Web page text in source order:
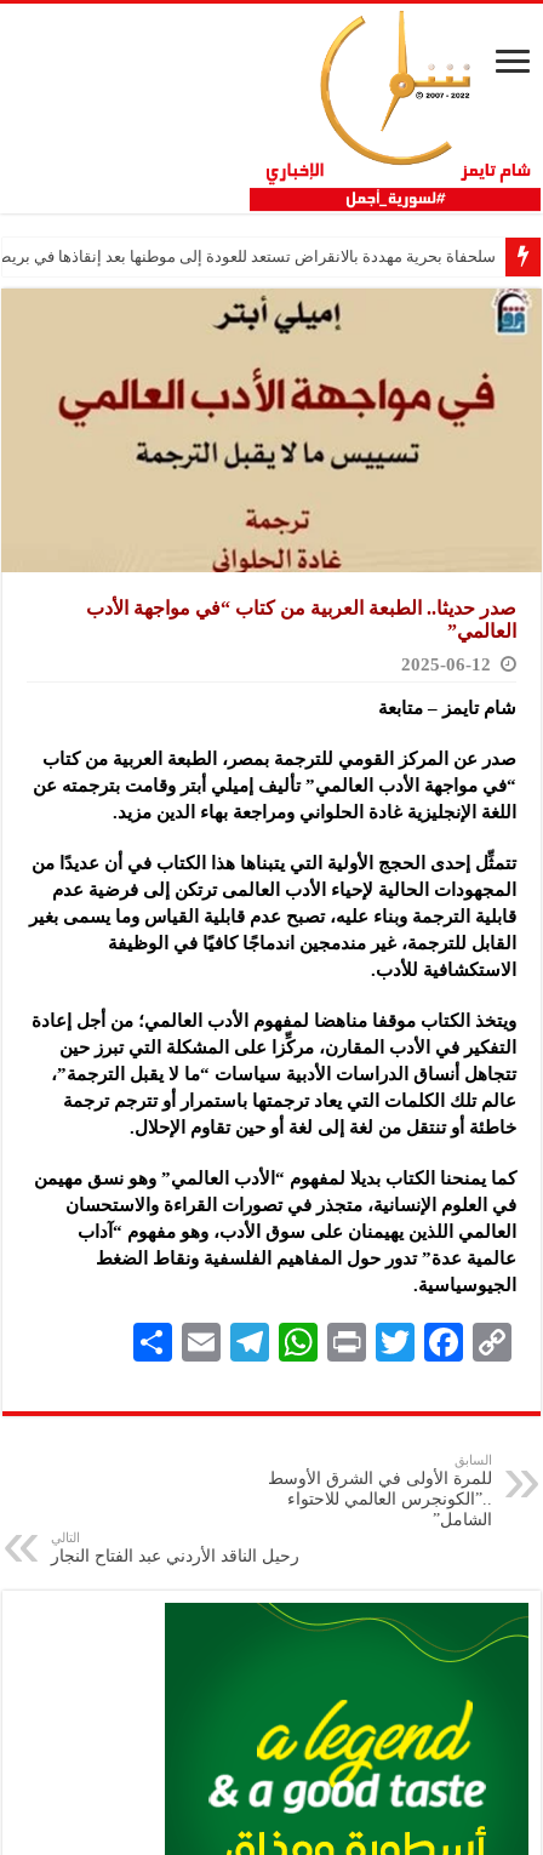
سلحفاة بحرية مهددة بالانقراض تستعد للعودة إلى موطنها بعد إنقاذها في
صدر حديثا.. الطبعة العربية من كتاب “في مواجهة الأدب
العالمي”
2025-06-12
شام تايمز – متابعة
صدر عن المركز القومي للترجمة بمصر، الطبعة العربية من كتاب
“في مواجهة الأدب العالمي” تأليف إميلي أبتر وقامت بترجمته عن
اللغة الإنجليزية غادة الحلواني ومراجعة بهاء الدين مزيد.
تتمثِّل إحدى الحجج الأولية التي يتبناها هذا الكتاب في أن عديدًا من
المجهودات الحالية لإحياء الأدب العالمى ترتكن إلى فرضية عدم
قابلية الترجمة وبناء عليه، تصبح عدم قابلية القياس وما يسمى بغير
القابل للترجمة، غير مندمجين اندماجًا كافيًا في الوظيفة
الاستكشافية للأدب.
ويتخذ الكتاب موقفا مناهضا لمفهوم الأدب العالمي؛ من أجل إعادة
التفكير في الأدب المقارن، مركِّزا على المشكلة التي تبرز حين
تتجاهل أنساق الدراسات الأدبية سياسات “ما لا يقبل الترجمة”،
عالم تلك الكلمات التي يعاد ترجمتها باستمرار أو تترجم ترجمة
خاطئة أو تنتقل من لغة إلى لغة أو حين تقاوم الإحلال.
كما يمنحنا الكتاب بديلا لمفهوم “الأدب العالمي” وهو نسق مهيمن
في العلوم الإنسانية، متجذر في تصورات القراءة والاستحسان
العالمي اللذين يهيمنان على سوق الأدب، وهو مفهوم “آداب
عالمية عدة” تدور حول المفاهيم الفلسفية ونقاط الضغط
الجيوسياسية.
C
p
y
Li
n
F
eb
oo
k
T
tt
er
P
nt
W
at
s
A
p
p
Te
gr
E
ai
ar
السابق
للمرة الأولى في الشرق الأوسط
..”الكونجرس العالمي للاحتواء
الشامل”
التالي
رحيل الناقد الأردني عبد الفتاح النجار